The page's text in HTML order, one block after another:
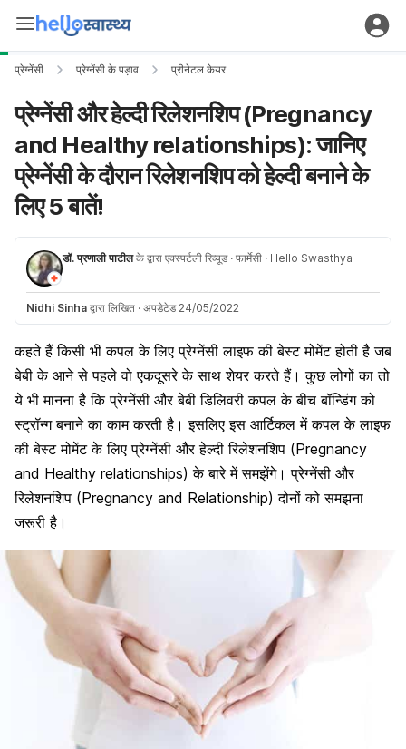
प्रेग्नेंसी प्रेग्नेंसी के पड़ाव प्रीनेटल केयर
प्रेग्नेंसी और हेल्दी रिलेशनशिप (Pregnancy
and Healthy relationships): जानिए
प्रेग्नेंसी के दौरान रिलेशनशिप को हेल्दी बनाने के
लिए 5 बातें!
डॉ. प्रणाली पाटीलके द्वारा एक्स्पर्टली रिव्यूड · फार्मेसी · Hello Swasthya
Nidhi Sinha द्वारा लिखित · अपडेटेड 24/05/2022
कहते हैं किसी भी कपल के लिए प्रेग्नेंसी लाइफ की बेस्ट मोमेंट होती है जब
बेबी के आने से पहले वो एकदूसरे के साथ शेयर करते हैं। कुछ लोगों का तो
ये भी मानना है कि प्रेग्नेंसी और बेबी डिलिवरी कपल के बीच बॉन्डिंग को
स्ट्रॉन्ग बनाने का काम करती है। इसलिए इस आर्टिकल में कपल के लाइफ
की बेस्ट मोमेंट के लिए प्रेग्नेंसी और हेल्दी रिलेशनशिप (Pregnancy
and Healthy relationships) के बारे में समझेंगे। प्रेग्नेंसी और
रिलेशनशिप (Pregnancy and Relationship) दोनों को समझना
जरूरी है।